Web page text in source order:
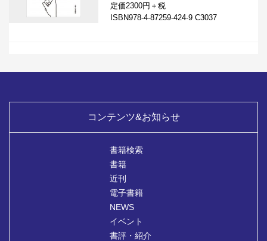
定価2300円＋税
ISBN978-4-87259-424-9 C3037
コンテンツ&お知らせ
書籍検索
書籍
近刊
電子書籍
NEWS
イベント
書評・紹介